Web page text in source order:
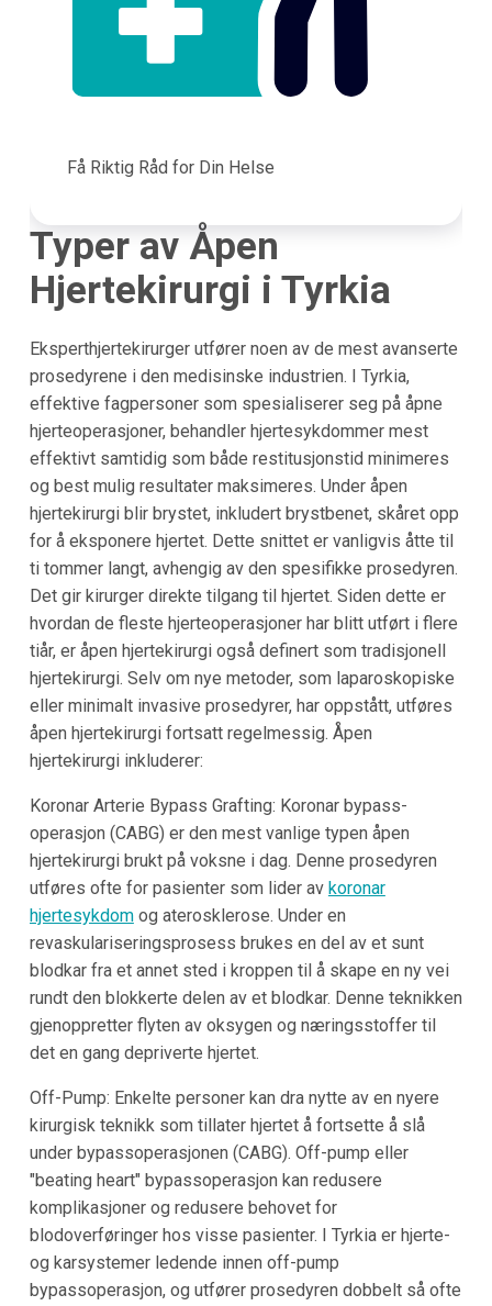
Få Riktig Råd for Din Helse
Typer av Åpen
Hjertekirurgi i Tyrkia
Eksperthjertekirurger utfører noen av de mest avanserte
prosedyrene i den medisinske industrien. I Tyrkia,
effektive fagpersoner som spesialiserer seg på åpne
hjerteoperasjoner, behandler hjertesykdommer mest
effektivt samtidig som både restitusjonstid minimeres
og best mulig resultater maksimeres. Under åpen
hjertekirurgi blir brystet, inkludert brystbenet, skåret opp
for å eksponere hjertet. Dette snittet er vanligvis åtte til
ti tommer langt, avhengig av den spesifikke prosedyren.
Det gir kirurger direkte tilgang til hjertet. Siden dette er
hvordan de fleste hjerteoperasjoner har blitt utført i flere
tiår, er åpen hjertekirurgi også definert som tradisjonell
hjertekirurgi. Selv om nye metoder, som laparoskopiske
eller minimalt invasive prosedyrer, har oppstått, utføres
åpen hjertekirurgi fortsatt regelmessig. Åpen
hjertekirurgi inkluderer:
Koronar Arterie Bypass Grafting: Koronar bypass-
operasjon (CABG) er den mest vanlige typen åpen
hjertekirurgi brukt på voksne i dag. Denne prosedyren
utføres ofte for pasienter som lider av koronar
hjertesykdomog aterosklerose. Under en
revaskulariseringsprosess brukes en del av et sunt
blodkar fra et annet sted i kroppen til å skape en ny vei
rundt den blokkerte delen av et blodkar. Denne teknikken
gjenoppretter flyten av oksygen og næringsstoffer til
det en gang depriverte hjertet.
Off-Pump: Enkelte personer kan dra nytte av en nyere
kirurgisk teknikk som tillater hjertet å fortsette å slå
under bypassoperasjonen (CABG). Off-pump eller
"beating heart" bypassoperasjon kan redusere
komplikasjoner og redusere behovet for
blodoverføringer hos visse pasienter. I Tyrkia er hjerte-
og karsystemer ledende innen off-pump
bypassoperasjon, og utfører prosedyren dobbelt så ofte